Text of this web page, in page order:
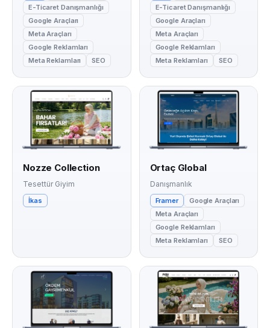
E-Ticaret Danışmanlığı
Google Araçları
Meta Araçları
Google Reklamları
Meta Reklamları
SEO
E-Ticaret Danışmanlığı
Google Araçları
Meta Araçları
Google Reklamları
Meta Reklamları
SEO
Nozze Collection
Tesettür Giyim
İkas
Ortaç Global
Danışmanlık
Framer
Google Araçları
Meta Araçları
Google Reklamları
Meta Reklamları
SEO